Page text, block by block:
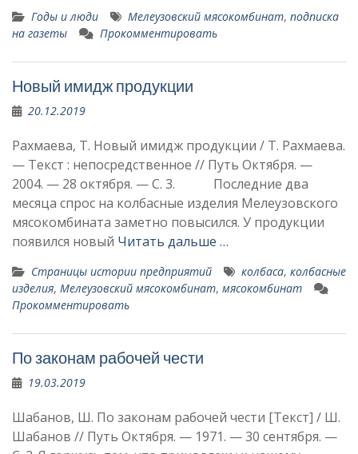
Годы и люди Мелеузовский мясокомбинат, подписка
на газеты
Прокомментировать
Новый имидж продукции
20.12.2019
Рахмаева, Т. Новый имидж продукции / Т. Рахмаева.
— Текст : непосредственное // Путь Октября. —
2004. — 28 октября. — С. 3. Последние два
месяца спрос на колбасные изделия Мелеузовского
мясокомбината замет­но повысился. У продукции
по­явился новый Читать дальше …
Страницы истории предприятий колбаса, колбасные
изделия, Мелеузовский мясокомбинат, мясокомбинат
Прокомментировать
По законам рабочей чести
19.03.2019
Шабанов, Ш. По законам рабочей чести [Текст] / Ш.
Шабанов // Путь Октября. — 1971. — 30 сентября. —